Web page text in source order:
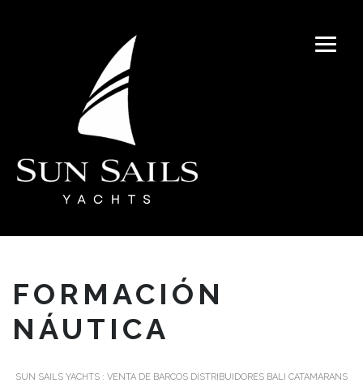
FORMACIÓN
NÁUTICA
SUN SAILS YACHTS : VENTA DE BARCOS DISTRIBUIDORES BALI CATAMARANS